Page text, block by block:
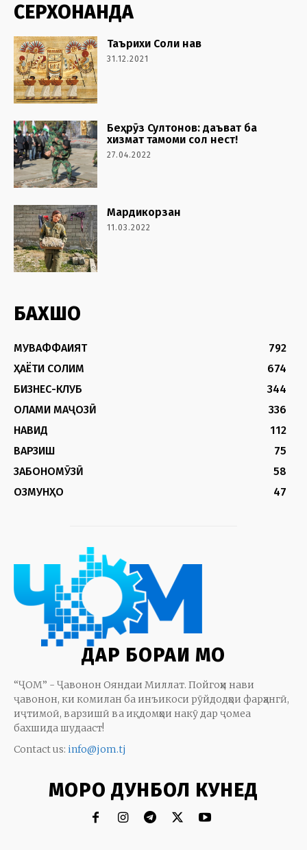
СЕРХОНАНДА
Таърихи Соли нав
31.12.2021
Беҳрӯз Султонов: даъват ба
хизмат тамоми сол нест!
27.04.2022
Мардикорзан
11.03.2022
БАХШҲО
МУВАФФАҚИЯТ
792
ҲАЁТИ СОЛИМ
674
БИЗНЕС-КЛУБ
344
ОЛАМИ МАҶОЗӢ
336
НАВИД
112
ВАРЗИШ
75
ЗАБОНОМӮЗӢ
58
ОЗМУНҲО
47
ДАР БОРАИ МО
“ҶОМ” - Ҷавонон Ояндаи Миллат. Пойгоҳи нави
ҷавонон, ки комилан ба инъикоси рӯйдодҳои фарҳангӣ,
иҷтимоӣ, варзишӣ ва иқдомҳои накӯ дар ҷомеа
бахшида шудааст!
Contact us: info@jom.tj
МОРО ДУНБОЛ КУНЕД